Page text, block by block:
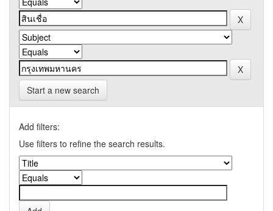
Start a new search
Add filters:
Use filters to refine the search results.